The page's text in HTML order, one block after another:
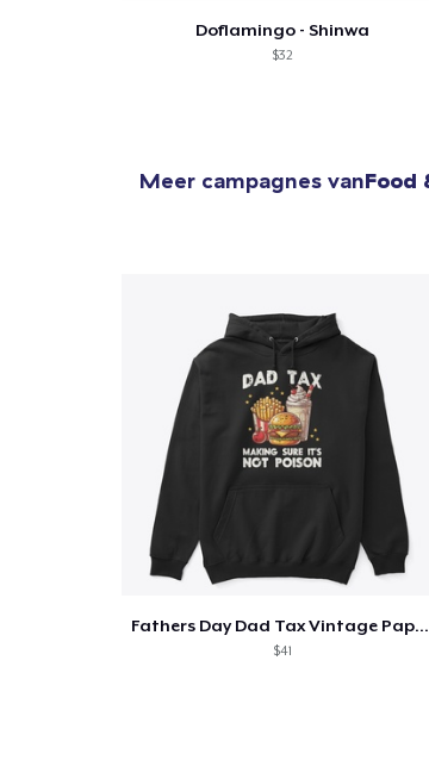
Doflamingo - Shinwa
$32
Meer campagnes vanFood
Fathers Day Dad Tax Vintage Papa T-Shirt
$41